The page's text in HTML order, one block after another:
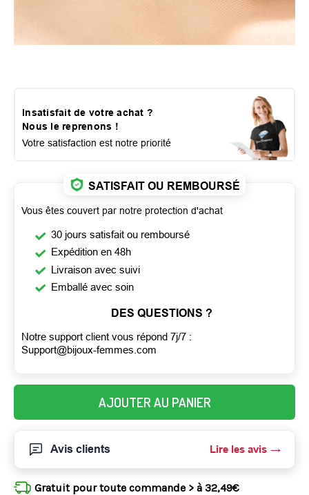
Insatisfait de votre achat ?
Nous le reprenons !
Votre satisfaction est notre priorité
SATISFAIT OU REMBOURSÉ
Vous êtes couvert par notre protection d'achat
30 jours satisfait ou remboursé
Expédition en 48h
Livraison avec suivi
Emballé avec soin
DES QUESTIONS ?
Notre support client vous répond 7j/7 :
Support@bijoux-femmes.com
AJOUTER AU PANIER
Avis clients Lire les avis
Gratuit pour toute commande > à 32,49€